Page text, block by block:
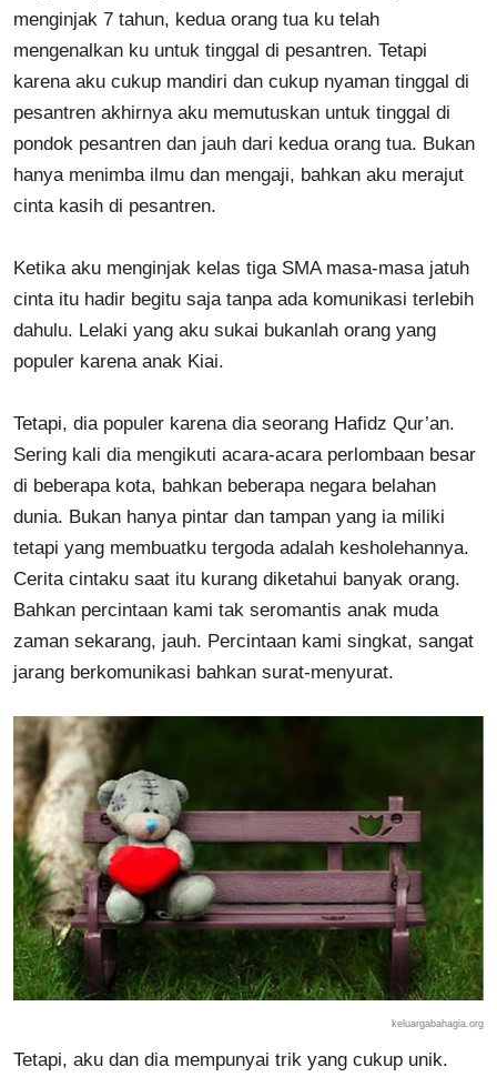
menginjak 7 tahun, kedua orang tua ku telah
mengenalkan ku untuk tinggal di pesantren. Tetapi
karena aku cukup mandiri dan cukup nyaman tinggal di
pesantren akhirnya aku memutuskan untuk tinggal di
pondok pesantren dan jauh dari kedua orang tua. Bukan
hanya menimba ilmu dan mengaji, bahkan aku merajut
cinta kasih di pesantren.
Ketika aku menginjak kelas tiga SMA masa-masa jatuh
cinta itu hadir begitu saja tanpa ada komunikasi terlebih
dahulu. Lelaki yang aku sukai bukanlah orang yang
populer karena anak Kiai.
Tetapi, dia populer karena dia seorang Hafidz Qur’an.
Sering kali dia mengikuti acara-acara perlombaan besar
di beberapa kota, bahkan beberapa negara belahan
dunia. Bukan hanya pintar dan tampan yang ia miliki
tetapi yang membuatku tergoda adalah kesholehannya.
Cerita cintaku saat itu kurang diketahui banyak orang.
Bahkan percintaan kami tak seromantis anak muda
zaman sekarang, jauh. Percintaan kami singkat, sangat
jarang berkomunikasi bahkan surat-menyurat.
keluargabahagia.org
Tetapi, aku dan dia mempunyai trik yang cukup unik.